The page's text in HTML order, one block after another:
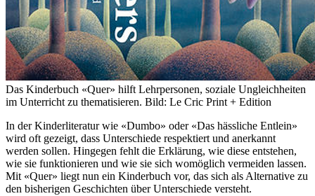
Das Kinderbuch «Quer» hilft Lehrpersonen, soziale Ungleichheiten
im Unterricht zu thematisieren. Bild: Le Cric Print + Edition
In der Kinderliteratur wie «Dumbo» oder «Das hässliche Entlein»
wird oft gezeigt, dass Unterschiede respektiert und anerkannt
werden sollen. Hingegen fehlt die Erklärung, wie diese entstehen,
wie sie funktionieren und wie sie sich womöglich vermeiden lassen.
Mit «Quer» liegt nun ein Kinderbuch vor, das sich als Alternative zu
den bisherigen Geschichten über Unterschiede versteht.